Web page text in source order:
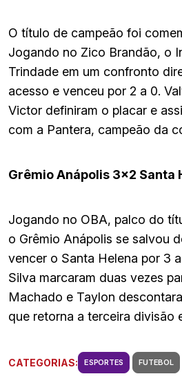
O título de campeão foi
Jogando no Zico Brandão, o
Trindade em um confronto
acesso e venceu por 2 a 0.
Victor definiram o placar e
com a Pantera, campeão da
Grêmio Anápolis 3×2 Santa
Jogando no OBA, palco do
o Grêmio Anápolis se salvou
vencer o Santa Helena por 3
Silva marcaram duas vezes
Machado e Taylon
que retorna a terceira divisão
CATEGORIAS: ESPORTES FUTEBOL